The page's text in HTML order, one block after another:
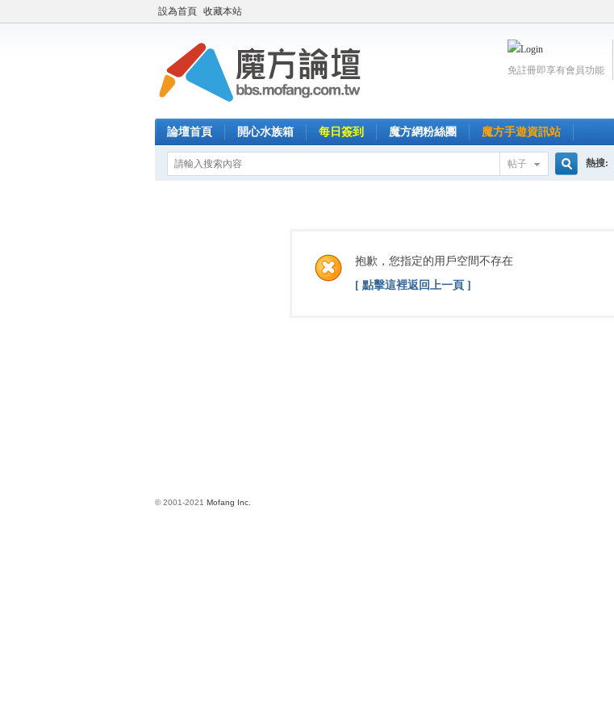
設為首頁 收藏本站
免註冊即享有會員功能
論壇首頁 開心水族箱 每日簽到 魔方網粉絲團 魔方手遊資訊站
帖子 熱搜:
抱歉，您指定的用戶空間不存在
[ 點擊這裡返回上一頁 ]
© 2001-2021 Mofang Inc.